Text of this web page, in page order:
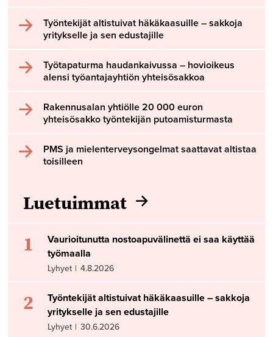
Työntekijät altistuivat häkäkaasuille – sakkoja
yritykselle ja sen edustajille
Työtapaturma haudankaivussa – hovioikeus
alensi työantajayhtiön yhteisösakkoa
Rakennusalan yhtiölle 20 000 euron
yhteisösakko työntekijän putoamisturmasta
PMS ja mielenterveysongelmat saattavat altistaa
toisilleen
Luetuimmat
1
Vaurioitunutta nostoapuvälinettä ei saa käyttää
työmaalla
Lyhyet | 4.8.2026
2
Työntekijät altistuivat häkäkaasuille – sakkoja
yritykselle ja sen edustajille
Lyhyet | 30.6.2026